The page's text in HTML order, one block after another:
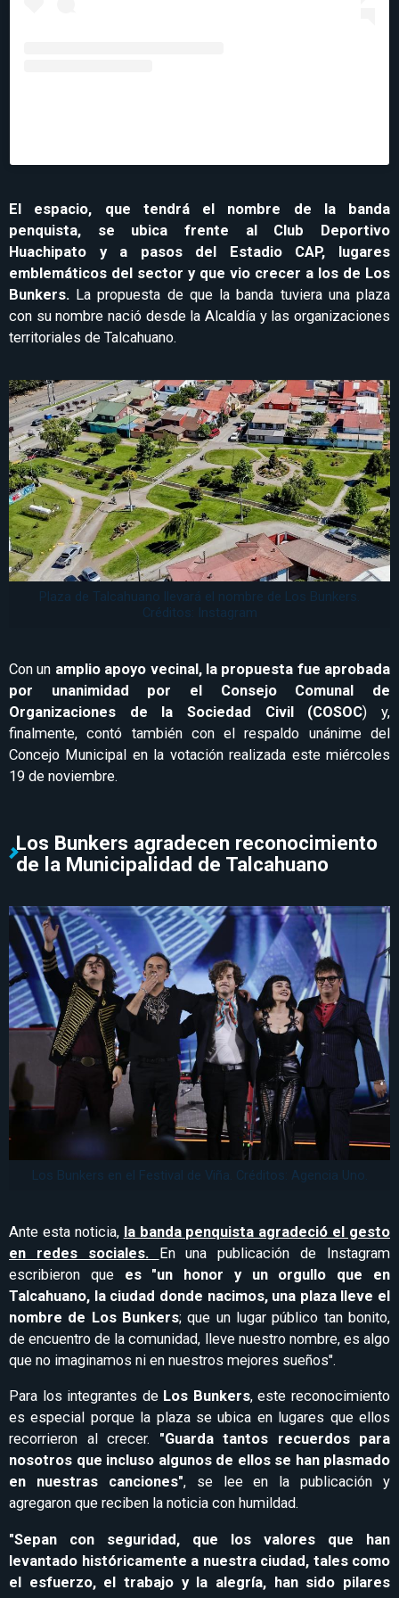
El espacio, que tendrá el nombre de la banda
penquista, se ubica frente al Club Deportivo
Huachipato y a pasos del Estadio CAP, lugares
emblemáticos del sector y que vio crecer a los de Los
Bunkers. La propuesta de que la banda tuviera una plaza
con su nombre nació desde la Alcaldía y las organizaciones
territoriales de Talcahuano.
Plaza de Talcahuano llevará el nombre de Los Bunkers.
Créditos: Instagram
Con un amplio apoyo vecinal, la propuesta fue aprobada
por unanimidad por el Consejo Comunal de
Organizaciones de la Sociedad Civil (COSOC) y,
finalmente, contó también con el respaldo unánime del
Concejo Municipal en la votación realizada este miércoles
19 de noviembre.
Los Bunkers agradecen reconocimiento
de la Municipalidad de Talcahuano
Los Bunkers en el Festival de Viña. Créditos: Agencia Uno.
Ante esta noticia, la banda penquista agradeció el gesto
en redes sociales. En una publicación de Instagram
escribieron que es "un honor y un orgullo que en
Talcahuano, la ciudad donde nacimos, una plaza lleve el
nombre de Los Bunkers; que un lugar público tan bonito,
de encuentro de la comunidad, lleve nuestro nombre, es algo
que no imaginamos ni en nuestros mejores sueños".
Para los integrantes de Los Bunkers, este reconocimiento
es especial porque la plaza se ubica en lugares que ellos
recorrieron al crecer. "Guarda tantos recuerdos para
nosotros que incluso algunos de ellos se han plasmado
en nuestras canciones", se lee en la publicación y
agregaron que reciben la noticia con humildad.
"Sepan con seguridad, que los valores que han
levantado históricamente a nuestra ciudad, tales como
el esfuerzo, el trabajo y la alegría, han sido pilares